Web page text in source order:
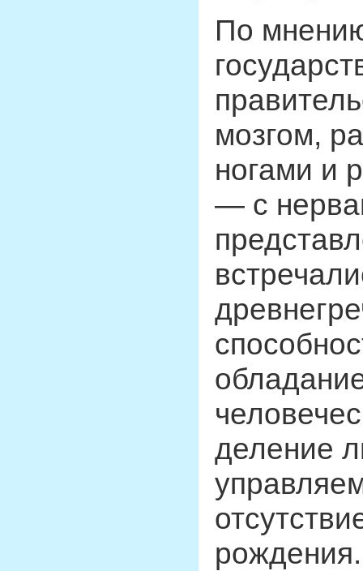
По
мозгом,
ногами и
— с
деление
рождения.